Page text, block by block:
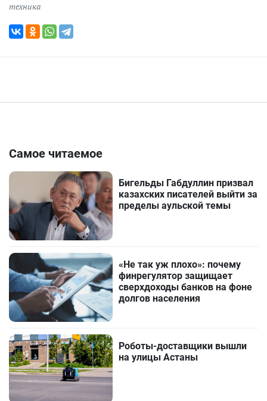
техника
Самое читаемое
Бигельды Габдуллин призвал
казахских писателей выйти за
пределы аульской темы
«Не так уж плохо»: почему
финрегулятор защищает
сверхдоходы банков на фоне
долгов населения
Роботы-доставщики вышли
на улицы Астаны